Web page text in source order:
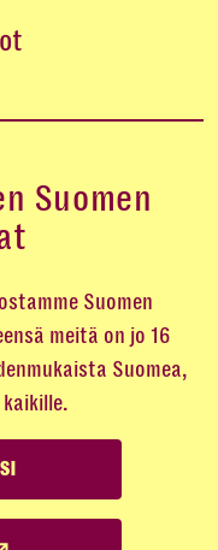
Suomen
Suomen
meitä on jo 16
Suomea,